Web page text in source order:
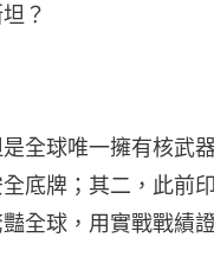
？
全球唯一擁有核武
底牌；其二，此前
全球，用實戰戰績